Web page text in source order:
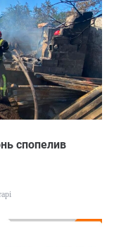
спопелив